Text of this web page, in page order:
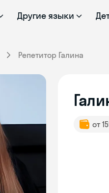
Другие языки
Репетитор Галина
от